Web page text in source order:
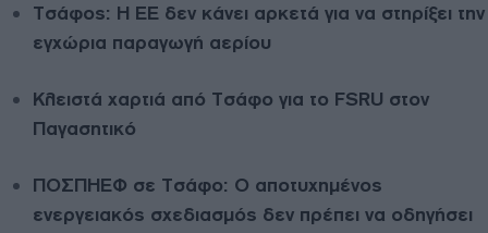
Τσάφος: Η ΕΕ δεν κάνει αρκετά για να στηρίξει την
εγχώρια παραγωγή αερίου
Κλειστά χαρτιά από Τσάφο για το FSRU στον
Παγασητικό
ΠΟΣΠΗΕΦ σε Τσάφο: Ο αποτυχημένος
ενεργειακός σχεδιασμός δεν πρέπει να οδηγήσει